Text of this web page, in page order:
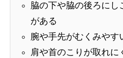
脇の下や脇の後ろにし
がある
腕や手先がむくみやす
肩や首のこりが取れに